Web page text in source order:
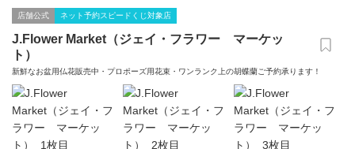
店舗公式 ネット予約スピードくじ対象店
J.Flower Market（ジェイ・フラワー マーケッ
ト）
新鮮なお盆用仏花販売中・プロポーズ用花束・ワンランク上の胡蝶蘭ご予約承ります！